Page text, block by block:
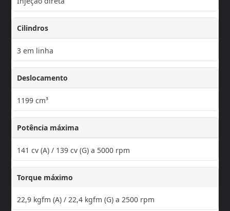
Cilindros
3 em linha
Deslocamento
1199 cm³
Potência máxima
141 cv (A) / 139 cv (G) a 5000 rpm
Torque máximo
22,9 kgfm (A) / 22,4 kgfm (G) a 2500 rpm